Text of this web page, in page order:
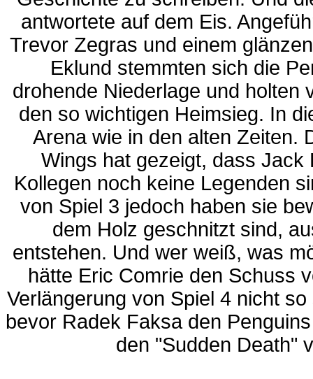
antwortete auf dem Eis.
Trevor Zegras und einem
Eklund stemmten sich die
drohende Niederlage und holten
den so wichtigen Heimsieg. In
Arena wie in den alten Zeiten.
Wings hat gezeigt, dass Jack
Kollegen noch keine Legenden
von Spiel 3 jedoch haben sie
dem Holz geschnitzt sind,
entstehen. Und wer weiß, was
hätte Eric Comrie den Schuss
Verlängerung von Spiel 4 nicht
bevor Radek Faksa den
den "Sudden Death"